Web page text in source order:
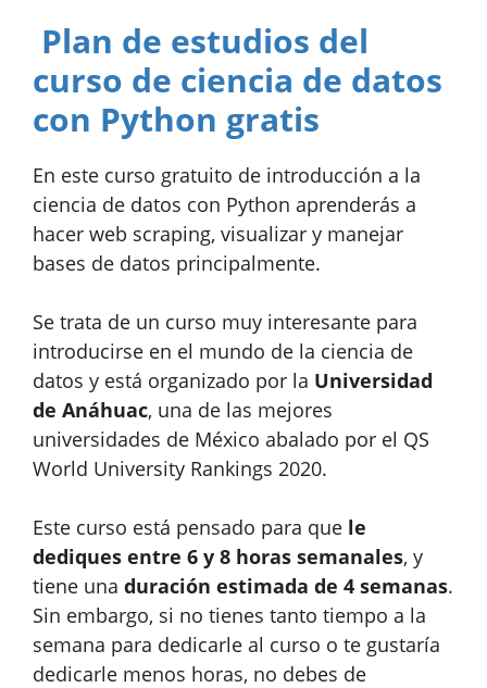
Plan de estudios del
curso de ciencia de datos
con Python gratis
En este curso gratuito de introducción a la
ciencia de datos con Python aprenderás a
hacer web scraping, visualizar y manejar
bases de datos principalmente.
Se trata de un curso muy interesante para
introducirse en el mundo de la ciencia de
datos y está organizado por la Universidad
de Anáhuac, una de las mejores
universidades de México abalado por el QS
World University Rankings 2020.
Este curso está pensado para que le
dediques entre 6 y 8 horas semanales, y
tiene una duración estimada de 4 semanas.
Sin embargo, si no tienes tanto tiempo a la
semana para dedicarle al curso o te gustaría
dedicarle menos horas, no debes de